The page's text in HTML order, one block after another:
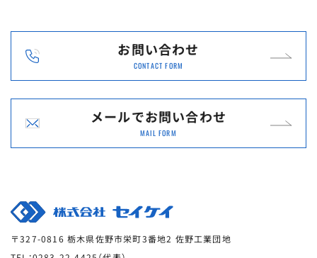
お問い合わせ
CONTACT FORM
メールでお問い合わせ
MAIL FORM
〒327-0816 栃木県佐野市栄町3番地2 佐野工業団地